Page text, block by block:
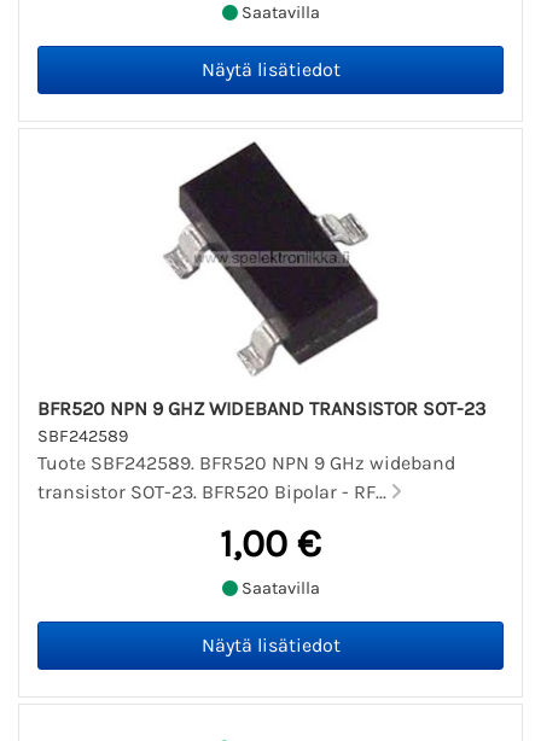
Saatavilla
BFR520 NPN 9 GHZ WIDEBAND TRANSISTOR SOT-23
SBF242589
Tuote SBF242589. BFR520 NPN 9 GHz wideband
transistor SOT-23. BFR520 Bipolar - RF...
1,00 €
Saatavilla